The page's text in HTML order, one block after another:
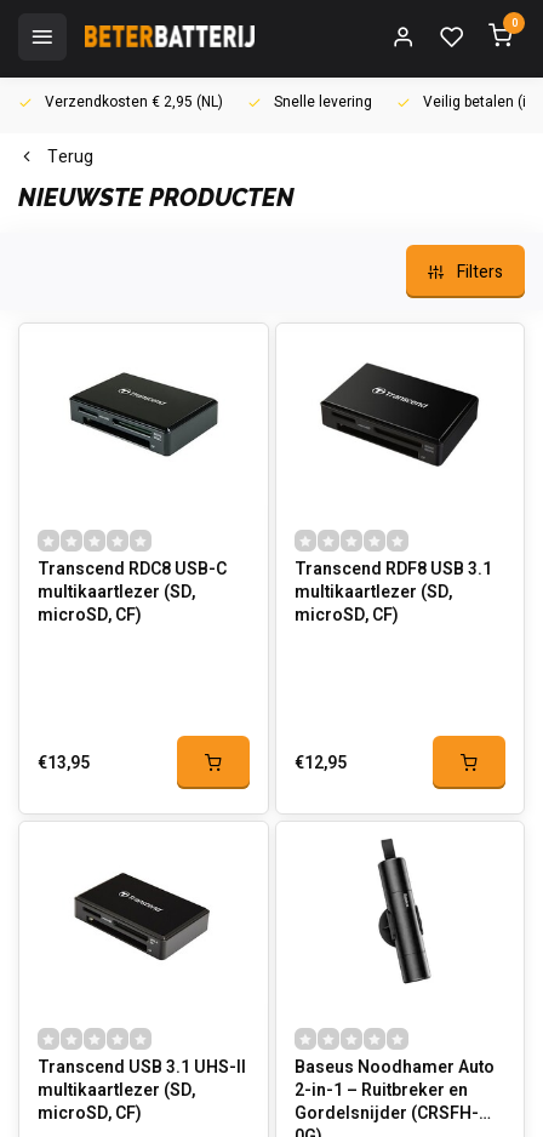
0
Verzendkosten € 2,95 (NL) Snelle levering Veilig betalen
Terug
NIEUWSTE PRODUCTEN
Filters
Transcend RDC8 USB-C
multikaartlezer (SD,
microSD, CF)
€13,95
Transcend RDF8 USB 3.1
multikaartlezer (SD,
microSD, CF)
€12,95
Transcend USB 3.1 UHS-II
multikaartlezer (SD,
microSD, CF)
Baseus Noodhamer Auto
2-in-1 – Ruitbreker en
Gordelsnijder (CRSFH-